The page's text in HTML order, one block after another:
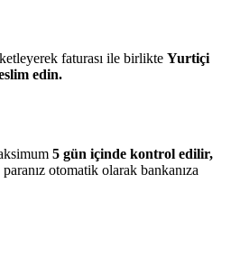
faturası ile birlikte Yurtiçi
edin.
5 gün içinde kontrol edilir,
otomatik olarak bankanıza